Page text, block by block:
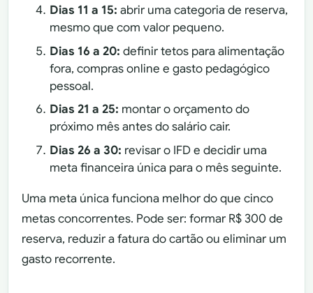
Dias 11 a 15: abrir uma categoria de reserva,
mesmo que com valor pequeno.
Dias 16 a 20: definir tetos para alimentação
fora, compras online e gasto pedagógico
pessoal.
Dias 21 a 25: montar o orçamento do
próximo mês antes do salário cair.
Dias 26 a 30: revisar o IFD e decidir uma
meta financeira única para o mês seguinte.
Uma meta única funciona melhor do que cinco
metas concorrentes. Pode ser: formar R$ 300 de
reserva, reduzir a fatura do cartão ou eliminar um
gasto recorrente.